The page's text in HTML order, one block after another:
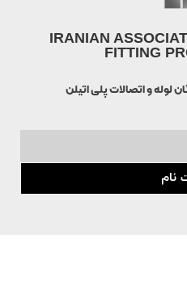
IRANIAN
FITTING
لوله و اتصالات پلی اتیلن
نام